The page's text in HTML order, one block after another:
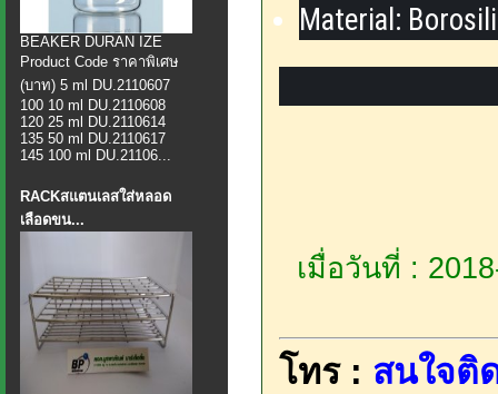
BEAKER DURAN IZE
Product Code ราคาพิเศษ
(บาท) 5 ml DU.2110607
100 10 ml DU.2110608
120 25 ml DU.2110614
135 50 ml DU.2110617
145 100 ml DU.21106...
RACKสแตนเลสใส่หลอด
เลือดขน...
Material:
เมื่อวันที่ :
โทร : สนใจติ